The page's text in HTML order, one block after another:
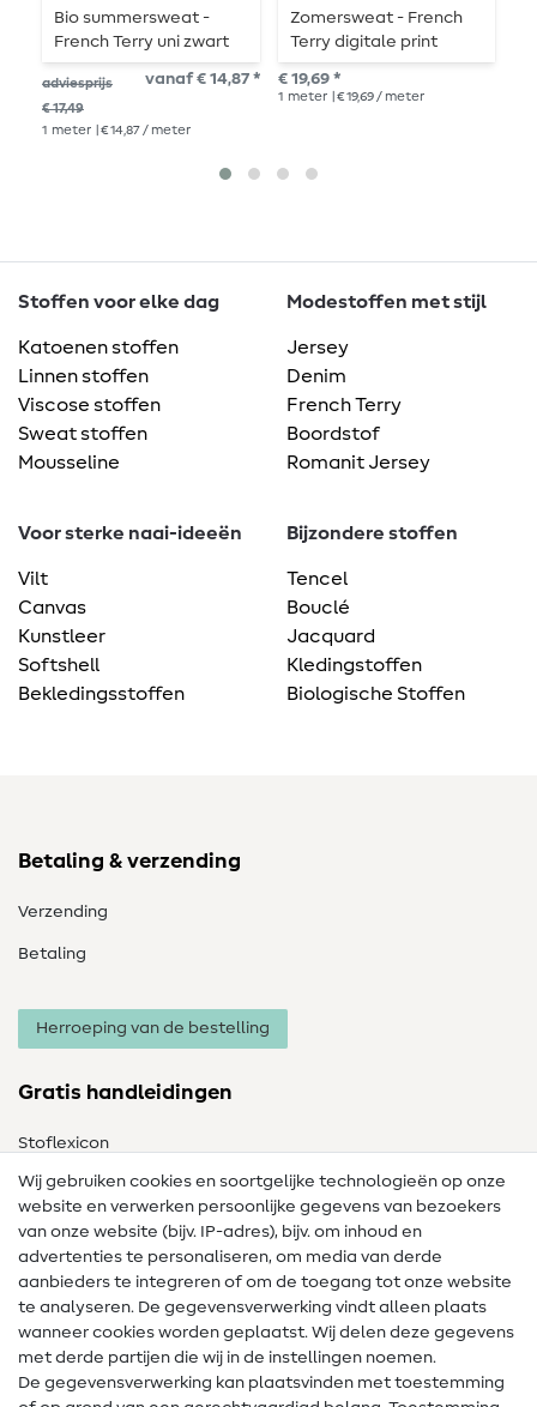
Bio summersweat -
French Terry uni zwart
001
adviesprijs
€ 17,49
vanaf € 14,87 *
1 meter | € 14,87 / meter
Zomersweat - French
Terry digitale print
Smileys Leo paars
€ 19,69 *
1 meter | € 19,69 / meter
Stoffen voor elke dag
Katoenen stoffen
Linnen stoffen
Viscose stoffen
Sweat stoffen
Mousseline
Modestoffen met stijl
Jersey
Denim
French Terry
Boordstof
Romanit Jersey
Voor sterke naai-ideeën
Vilt
Canvas
Kunstleer
Softshell
Bekledingsstoffen
Bijzondere stoffen
Tencel
Bouclé
Jacquard
Kledingstoffen
Biologische Stoffen
Betaling & verzending
Verzending
Betaling
Herroeping van de bestelling
Gratis handleidingen
Stoflexicon
Naailexicon
Gratis Naaipatronen
Hulp & contact
Contact
Wijziging van eigenaar
Wij gebruiken cookies en soortgelijke technologieën op onze
website en verwerken persoonlijke gegevens van bezoekers
van onze website (bijv. IP-adres), bijv. om inhoud en
advertenties te personaliseren, om media van derde
aanbieders te integreren of om de toegang tot onze website
te analyseren. De gegevensverwerking vindt alleen plaats
wanneer cookies worden geplaatst. Wij delen deze gegevens
met derde partijen die wij in de instellingen noemen.
De gegevensverwerking kan plaatsvinden met toestemming